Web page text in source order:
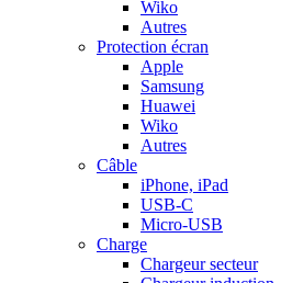
Wiko
Autres
Protection écran
Apple
Samsung
Huawei
Wiko
Autres
Câble
iPhone, iPad
USB-C
Micro-USB
Charge
Chargeur secteur